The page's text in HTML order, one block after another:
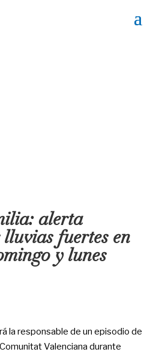
alerta
fuertes en
y lunes
la responsable de un episodio de
Valenciana durante